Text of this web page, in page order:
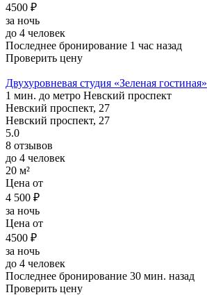
4500 ₽
за ночь
до 4 человек
Последнее бронирование 1 час назад
Проверить цену
Двухуровневая студия «Зеленая гостиная»
1 мин. до метро Невский проспект
Невский проспект, 27
Невский проспект, 27
5.0
8 отзывов
до 4 человек
20 м²
Цена от
4 500 ₽
за ночь
Цена от
4500 ₽
за ночь
до 4 человек
Последнее бронирование 30 мин. назад
Проверить цену